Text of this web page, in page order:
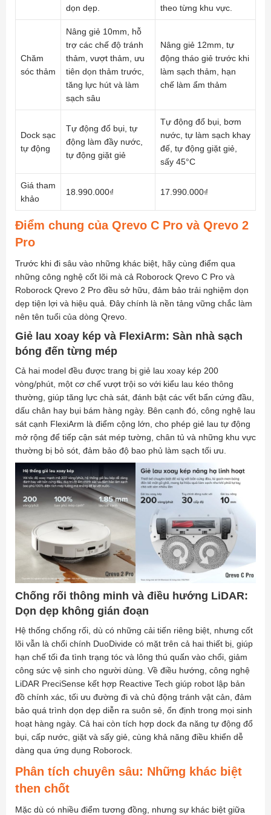
dọn dẹp.
theo từng khu vực.
Chăm
sóc thảm
Nâng giẻ 10mm, hỗ
trợ các chế độ tránh
thảm, vượt thảm, ưu
tiên dọn thảm trước,
tăng lực hút và làm
sạch sâu
Nâng giẻ 12mm, tự
động tháo giẻ trước khi
làm sạch thảm, hạn
chế làm ẩm thảm
Dock sạc
tự động
Tự động đổ bụi, tự
động làm đầy nước,
tự động giặt giẻ
Tự động đổ bụi, bơm
nước, tự làm sạch khay
đế, tự động giặt giẻ,
sấy 45°C
Giá tham
khảo
18.990.000₫ 17.990.000₫
Điểm chung của Qrevo C Pro và Qrevo 2
Pro
Trước khi đi sâu vào những khác biệt, hãy cùng điểm qua
những công nghệ cốt lõi mà cả Roborock Qrevo C Pro và
Roborock Qrevo 2 Pro đều sở hữu, đảm bảo trải nghiệm dọn
dẹp tiện lợi và hiệu quả. Đây chính là nền tảng vững chắc làm
nên tên tuổi của dòng Qrevo.
Giẻ lau xoay kép và FlexiArm: Sàn nhà sạch
bóng đến từng mép
Cả hai model đều được trang bị giẻ lau xoay kép 200
vòng/phút, một cơ chế vượt trội so với kiểu lau kéo thông
thường, giúp tăng lực chà sát, đánh bật các vết bẩn cứng đầu,
dấu chân hay bụi bám hàng ngày. Bên cạnh đó, công nghệ lau
sát cạnh FlexiArm là điểm cộng lớn, cho phép giẻ lau tự động
mở rộng để tiếp cận sát mép tường, chân tủ và những khu vực
thường bị bỏ sót, đảm bảo độ bao phủ làm sạch tối ưu.
Chống rối thông minh và điều hướng LiDAR:
Dọn dẹp không gián đoạn
Hệ thống chống rối, dù có những cải tiến riêng biệt, nhưng cốt
lõi vẫn là chổi chính DuoDivide có mặt trên cả hai thiết bị, giúp
hạn chế tối đa tình trạng tóc và lông thú quấn vào chổi, giảm
công sức vệ sinh cho người dùng. Về điều hướng, công nghệ
LiDAR PreciSense kết hợp Reactive Tech giúp robot lập bản
đồ chính xác, tối ưu đường đi và chủ động tránh vật cản, đảm
bảo quá trình dọn dẹp diễn ra suôn sẻ, ổn định trong mọi sinh
hoạt hàng ngày. Cả hai còn tích hợp dock đa năng tự động đổ
bụi, cấp nước, giặt và sấy giẻ, cùng khả năng điều khiển dễ
dàng qua ứng dụng Roborock.
Phân tích chuyên sâu: Những khác biệt
then chốt
Mặc dù có nhiều điểm tương đồng, nhưng sự khác biệt giữa